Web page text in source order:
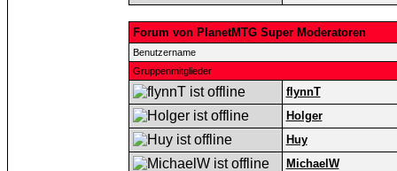
Forum von PlanetMTG Super Moderatoren
Benutzername
Gruppenmitglieder
flynnT
Holger
Huy
MichaelW